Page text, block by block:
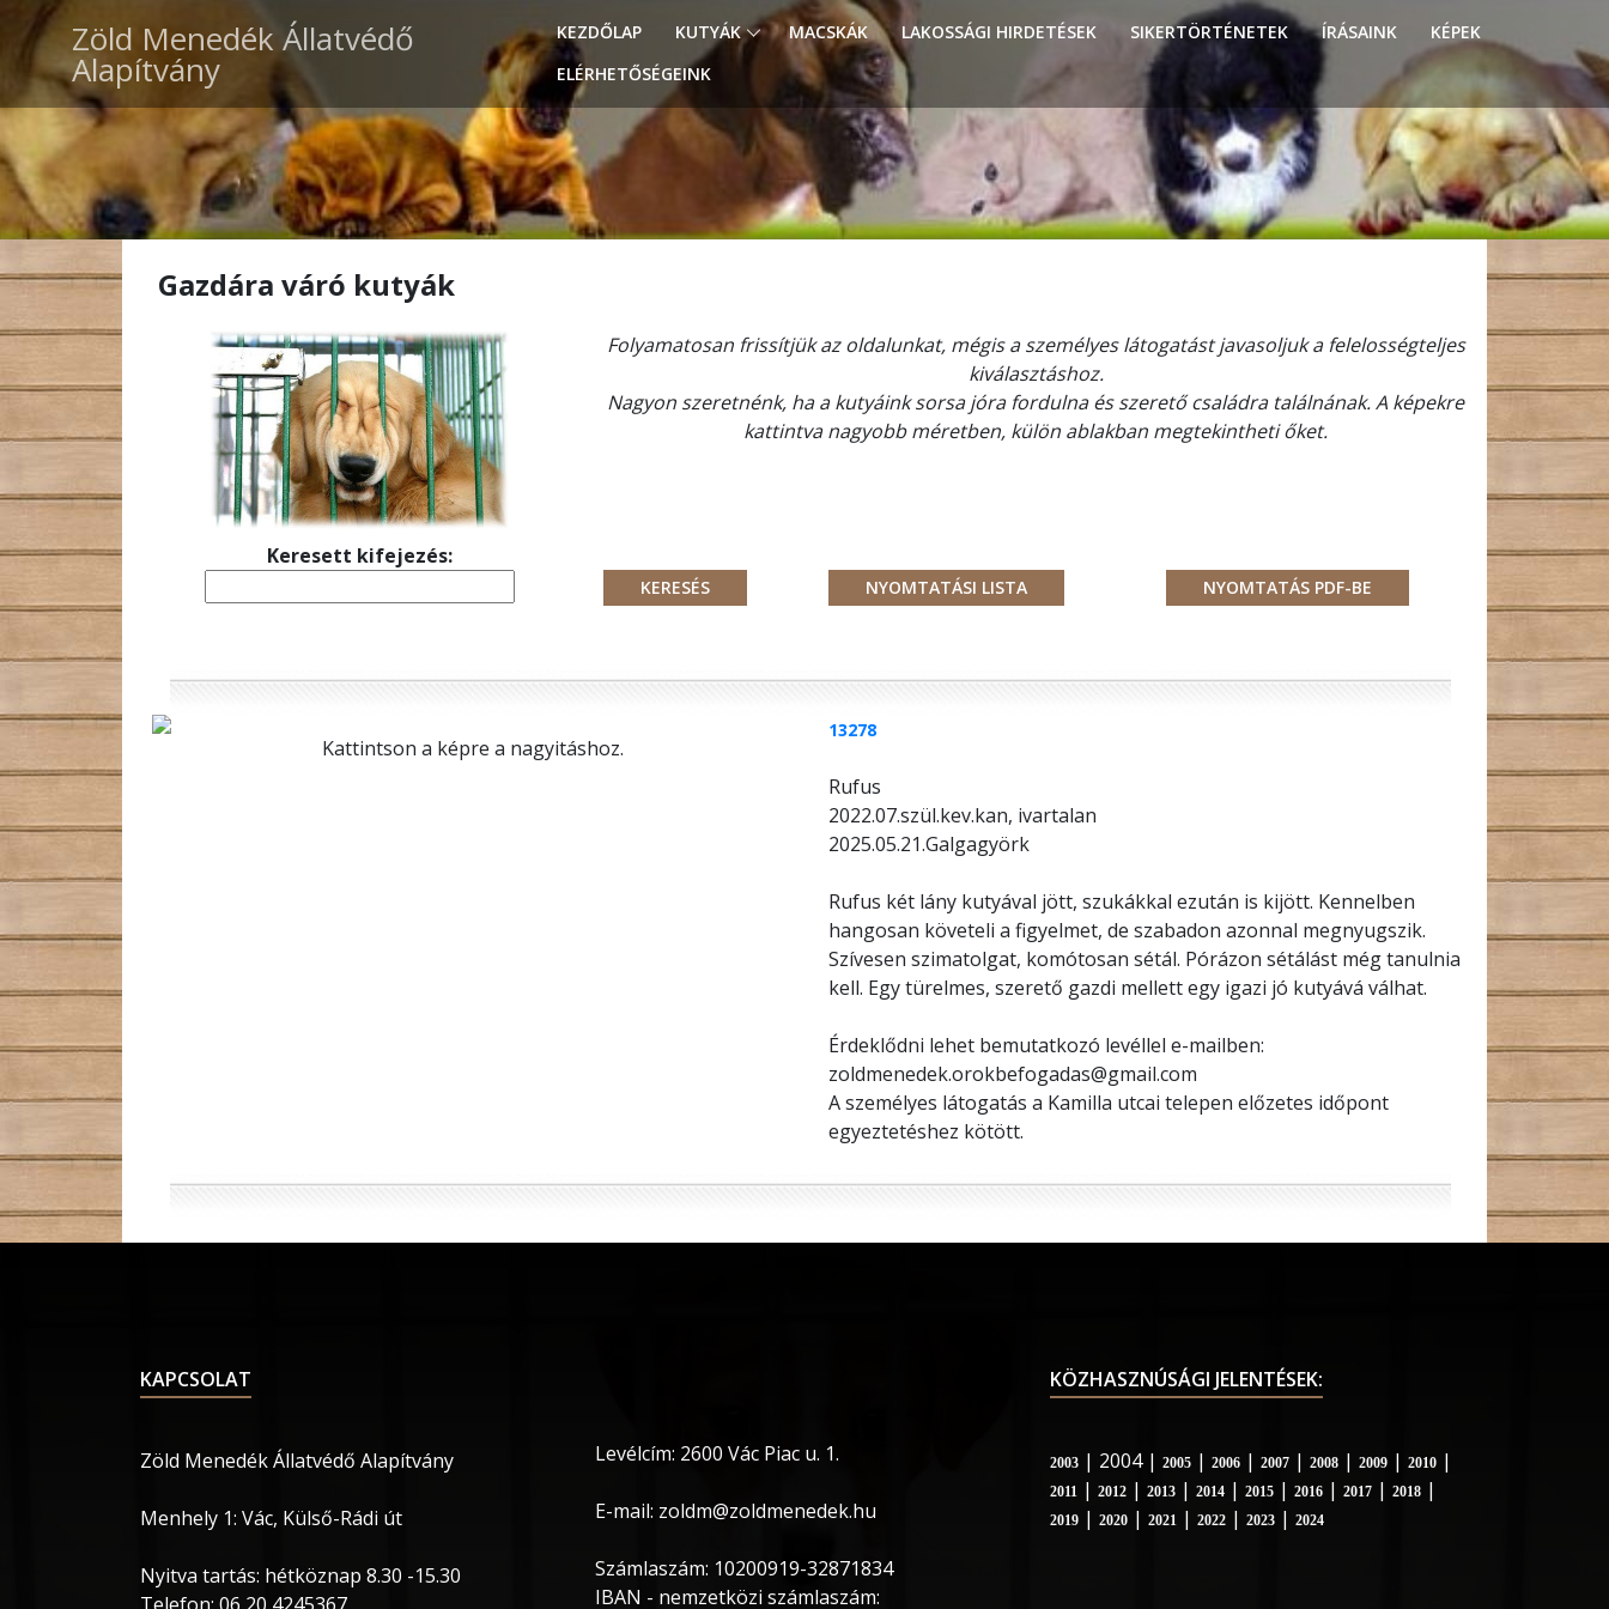
Zöld Menedék Állatvédő
Alapítvány
KEZDŐLAP KUTYÁK MACSKÁK LAKOSSÁGI HIRDETÉSEK SIKERTÖRTÉNETEK ÍRÁSAINK
KÉPEK
ELÉRHETŐSÉGEINK
Gazdára váró kutyák
Folyamatosan frissítjük az oldalunkat, mégis a személyes látogatást javasoljuk a felelosségteljes
kiválasztáshoz.
Nagyon szeretnénk, ha a kutyáink sorsa jóra fordulna és szerető családra találnának. A képekre
kattintva nagyobb méretben, külön ablakban megtekintheti őket.
Keresett kifejezés:
Kattintson a képre a nagyitáshoz.
13278
Rufus
2022.07.szül.kev.kan, ivartalan
2025.05.21.Galgagyörk
Rufus két lány kutyával jött, szukákkal ezután is kijött. Kennelben
hangosan követeli a figyelmet, de szabadon azonnal megnyugszik.
Szívesen szimatolgat, komótosan sétál. Pórázon sétálást még tanulnia
kell. Egy türelmes, szerető gazdi mellett egy igazi jó kutyává válhat.
Érdeklődni lehet bemutatkozó levéllel e-mailben:
zoldmenedek.orokbefogadas@gmail.com
A személyes látogatás a Kamilla utcai telepen előzetes időpont
egyeztetéshez kötött.
KAPCSOLAT
Zöld Menedék Állatvédő Alapítvány
Menhely 1: Vác, Külső-Rádi út
Nyitva tartás: hétköznap 8.30 -15.30
Levélcím: 2600 Vác Piac u. 1.
E-mail: zoldm@zoldmenedek.hu
Számlaszám: 10200919-32871834
IBAN - nemzetközi számlaszám:
KÖZHASZNÚSÁGI JELENTÉSEK:
2003 | 2004 | 2005 | 2006 | 2007 | 2008 | 2009 | 2010 |
2011 | 2012 | 2013 | 2014 | 2015 | 2016 | 2017 | 2018 |
2019 | 2020 | 2021 | 2022 | 2023 | 2024